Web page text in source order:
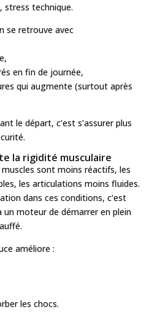
stress technique.
se retrouve avec
en fin de journée,
qui augmente (surtout après
le départ, c’est s’assurer plus
la rigidité musculaire
sont moins réactifs, les
les articulations moins fluides.
dans ces conditions, c’est
un moteur de démarrer en plein
améliore :
les chocs.